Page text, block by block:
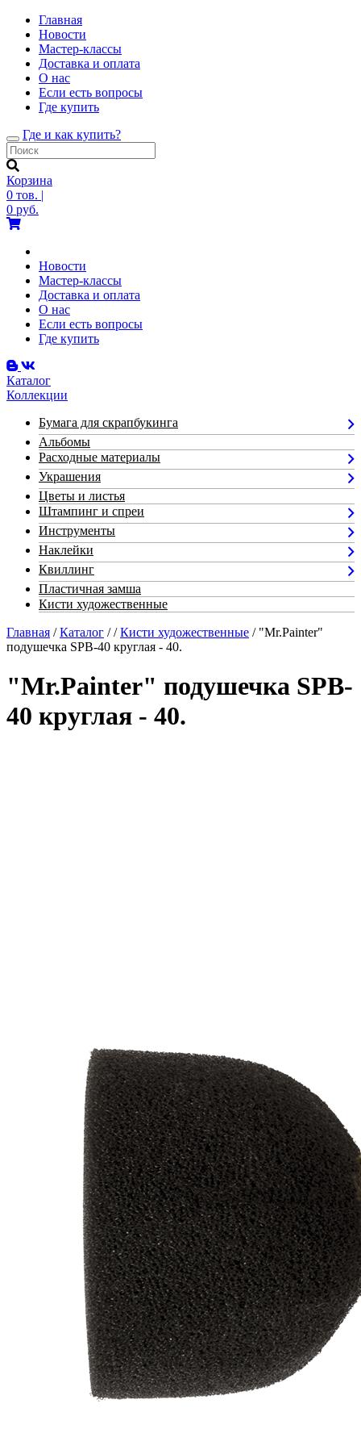
Главная
Новости
Мастер-классы
Доставка и оплата
О нас
Если есть вопросы
Где купить
Toggle
navigation
Где и как купить?
Корзина
0 тов. |
0 руб.
Новости
Мастер-классы
Доставка и оплата
О нас
Если есть вопросы
Где купить
Каталог
Коллекции
Бумага для скрапбукинга
Альбомы
Расходные материалы
Украшения
Цветы и листья
Штампинг и спреи
Инструменты
Наклейки
Квиллинг
Пластичная замша
Кисти художественные
Главная /Каталог //Кисти художественные / "Mr.Painter"
подушечка SPB-40 круглая - 40.
"Mr.Painter" подушечка SPB-
40 круглая - 40.